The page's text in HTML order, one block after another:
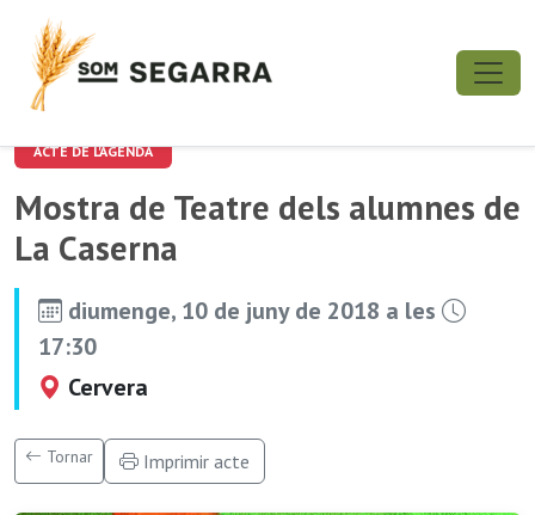
ACTE DE L'AGENDA
Mostra de Teatre dels alumnes de
La Caserna
diumenge, 10 de juny de 2018 a les
17:30
Cervera
Tornar Imprimir acte